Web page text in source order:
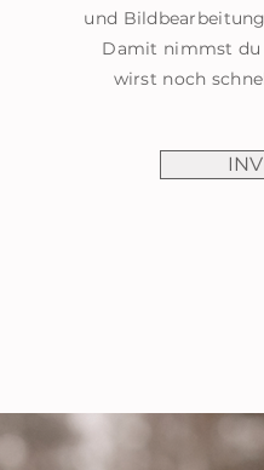
und
Damit nimmst du
wirst noch